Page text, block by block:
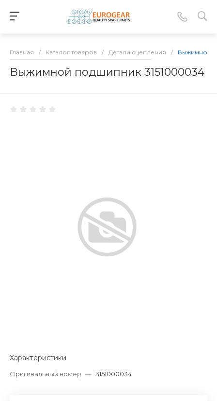
Главная / Каталог товаров / Детали сцепления / Выжимной
Выжимной подшипник 3151000034
Характеристики
Оригинальный номер — 3151000034